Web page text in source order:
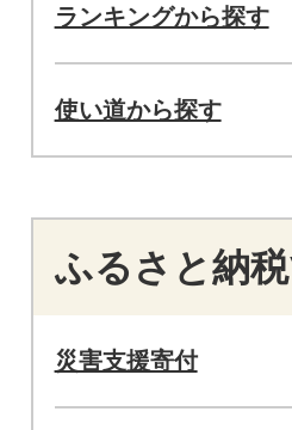
ランキングから探す
使い道から探す
ふるさと納
災害支援寄付